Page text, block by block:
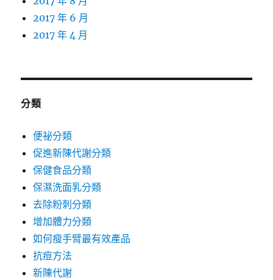
2017 年 6 月
2017 年 4 月
分類
便祕分類
促進新陳代謝分類
保健食品分類
保濕洗面乳分類
去除粉刺分類
增加體力分類
如何瘦手臂最有效產品
抗痘方法
新陳代謝